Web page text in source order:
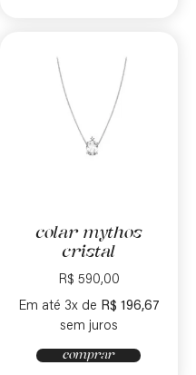
colar mythos
cristal
R$ 590,00
Em até 3x de R$ 196,67
sem juros
comprar